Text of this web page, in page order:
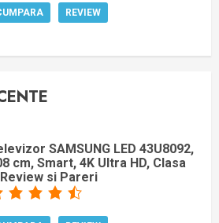
REVIEW
SAMSUNG LED 43U8092,
cm, Smart, 4K Ultra HD, Clasa
Review si Pareri